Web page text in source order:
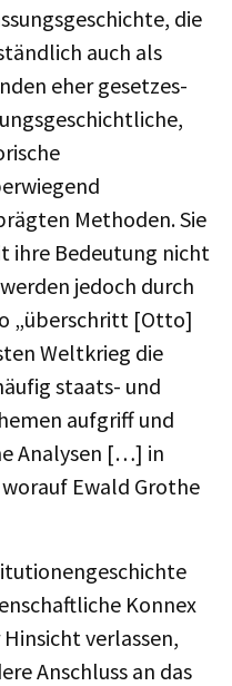
die
auch als
eher gesetzes-
Methoden. Sie
ihre Bedeutung nicht
werden jedoch durch
„überschritt [Otto]
Weltkrieg die
staats- und
aufgriff und
Analysen […] in
Ewald Grothe
Konnex
verlassen,
Anschluss an das